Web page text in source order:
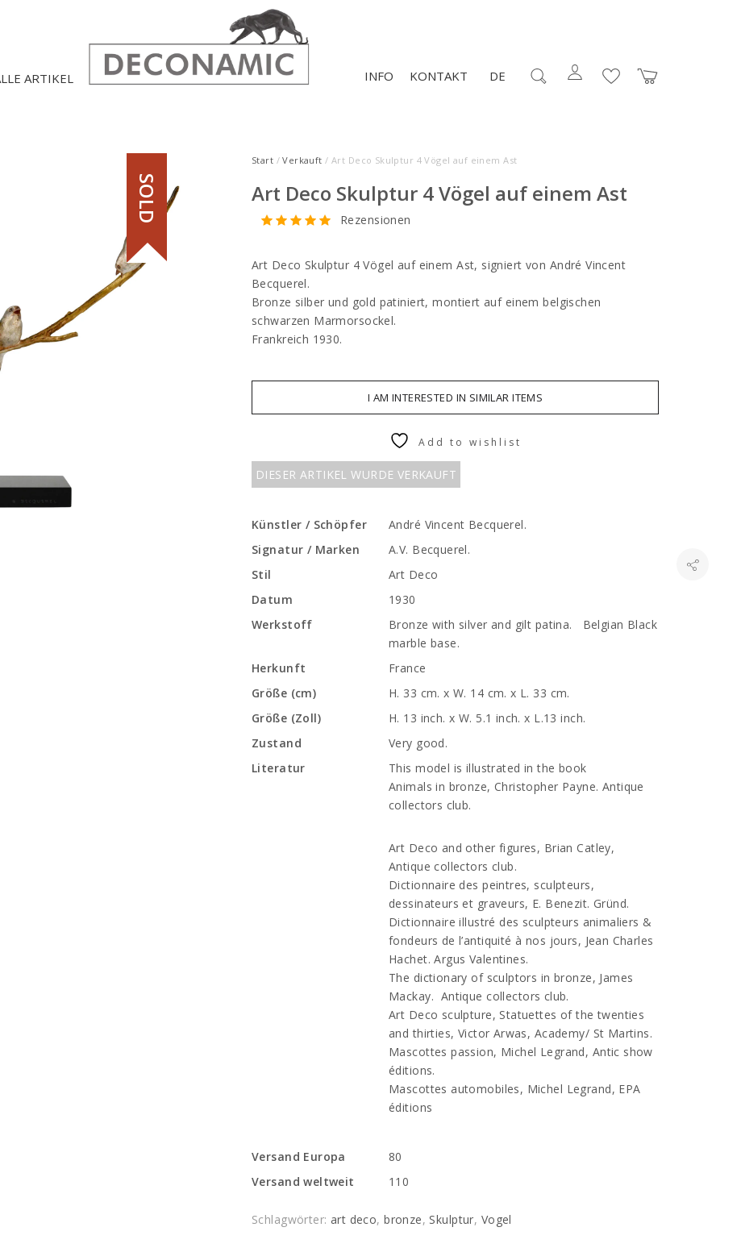
ARTIKEL KONTAKT
INFO DE
SOLD
Start /Verkauft / Art Deco Skulptur 4 Vögel auf einem Ast
Art Deco Skulptur 4 Vögel auf einem Ast
Rezensionen
Art Deco Skulptur 4 Vögel auf einem Ast, signiert von André Vincent
Becquerel.
Bronze silber und gold patiniert, montiert auf einem belgischen
schwarzen Marmorsockel.
Frankreich 1930.
I AM INTERESTED IN SIMILAR ITEMS
DIESER ARTIKEL WURDE VERKAUFT
Add to wishlist
Künstler / Schöpfer
André Vincent Becquerel.
Signatur / Marken
A.V. Becquerel.
Stil
Art Deco
Datum
1930
Werkstoff
Bronze with silver and gilt patina. Belgian Black
marble base.
Herkunft
France
Größe (cm)
H. 33 cm. x W. 14 cm. x L. 33 cm.
Größe (Zoll)
H. 13 inch. x W. 5.1 inch. x L.13 inch.
Zustand
Very good.
Literatur
This model is illustrated in the book
Animals in bronze, Christopher Payne. Antique
collectors club.
Art Deco and other figures, Brian Catley,
Antique collectors club.
Dictionnaire des peintres, sculpteurs,
dessinateurs et graveurs, E. Benezit. Gründ.
Dictionnaire illustré des sculpteurs animaliers &
fondeurs de l’antiquité à nos jours, Jean Charles
Hachet. Argus Valentines.
The dictionary of sculptors in bronze, James
Mackay. Antique collectors club.
Art Deco sculpture, Statuettes of the twenties
and thirties, Victor Arwas, Academy/ St Martins.
Mascottes passion, Michel Legrand, Antic show
éditions.
Mascottes automobiles, Michel Legrand, EPA
éditions
Versand Europa
80
Versand weltweit
110
Schlagwörter: art deco,bronze, Skulptur, Vogel